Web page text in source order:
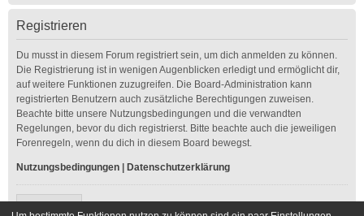
Registrieren
Du musst in diesem Forum registriert sein, um dich anmelden zu können.
Die Registrierung ist in wenigen Augenblicken erledigt und ermöglicht dir,
auf weitere Funktionen zuzugreifen. Die Board-Administration kann
registrierten Benutzern auch zusätzliche Berechtigungen zuweisen.
Beachte bitte unsere Nutzungsbedingungen und die verwandten
Regelungen, bevor du dich registrierst. Bitte beachte auch die jeweiligen
Forenregeln, wenn du dich in diesem Board bewegst.
Nutzungsbedingungen Datenschutzerklärung